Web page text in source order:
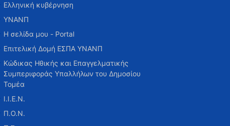
Ελληνική κυβέρνηση
ΥΝΑΝΠ
Η σελίδα μου - Portal
Επιτελική Δομή ΕΣΠΑ ΥΝΑΝΠ
Κώδικας Ηθικής και Επαγγελματικής
Συμπεριφοράς Υπαλλήλων του Δημοσίου
Τομέα
Ι.Ι.Ε.Ν.
Π.Ο.Ν.